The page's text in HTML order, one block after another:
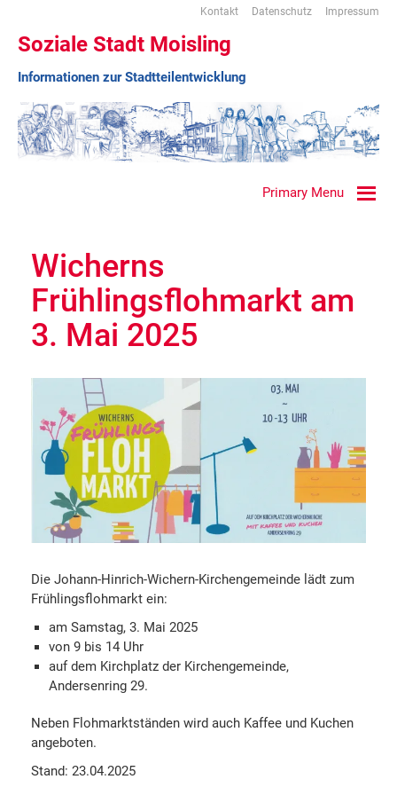
Kontakt Datenschutz Impressum
Soziale Stadt Moisling
Informationen zur Stadtteilentwicklung
Primary Menu
Wicherns
Frühlingsflohmarkt am
3. Mai 2025
Die Johann-Hinrich-Wichern-Kirchengemeinde lädt zum
Frühlingsflohmarkt ein:
am Samstag, 3. Mai 2025
von 9 bis 14 Uhr
auf dem Kirchplatz der Kirchengemeinde,
Andersenring 29.
Neben Flohmarktständen wird auch Kaffee und Kuchen
angeboten.
Stand: 23.04.2025